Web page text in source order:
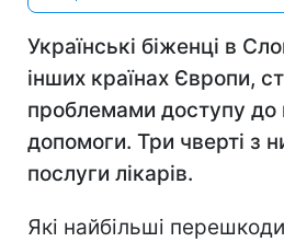
Українські біженці в
інших країнах Європи,
проблемами доступу до
допомоги. Три чверті з
послуги лікарів.
Які найбільші